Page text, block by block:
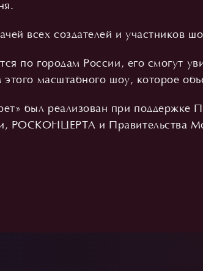
всех создателей и участников
по городам России, его смогут
масштабного шоу, которое
был реализован при поддержке
РОСКОНЦЕРТА и Правительства